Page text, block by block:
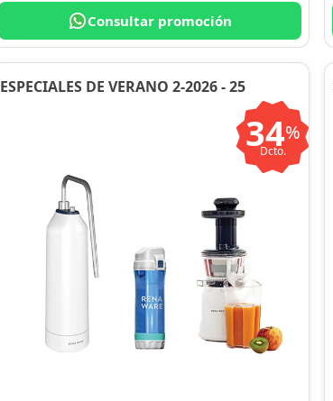
Consultar promoción
ESPECIALES DE VERANO 2-2026 - 25
34%
Dcto.